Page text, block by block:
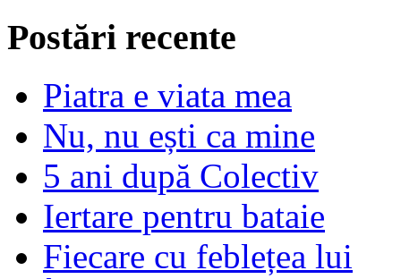
Postări recente
Piatra e viata mea
Nu, nu ești ca mine
5 ani după Colectiv
Iertare pentru bataie
Fiecare cu feblețea lui